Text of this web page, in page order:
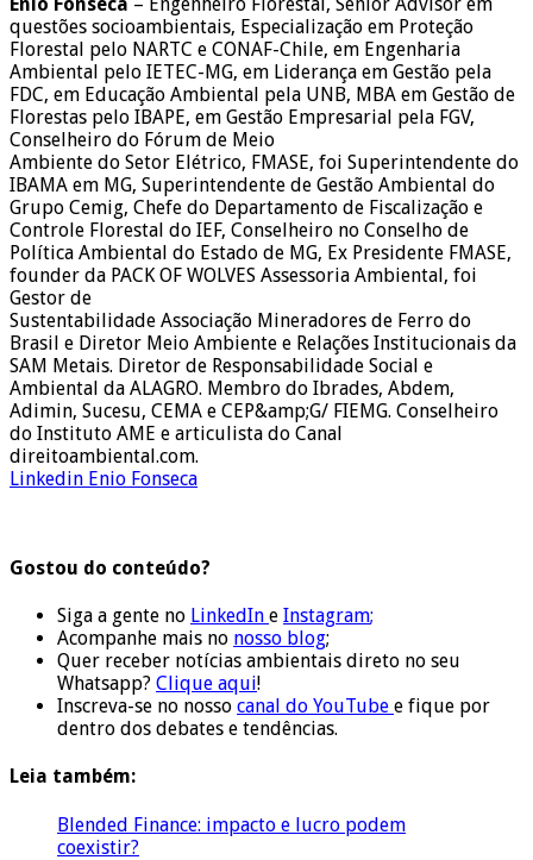
questões socioambientais, Especialização em Proteção
Florestal pelo NARTC e CONAF-Chile, em Engenharia
Ambiental pelo IETEC-MG, em Liderança em Gestão pela
FDC, em Educação Ambiental pela UNB, MBA em Gestão de
Florestas pelo IBAPE, em Gestão Empresarial pela FGV,
Conselheiro do Fórum de Meio
Ambiente do Setor Elétrico, FMASE, foi Superintendente do
IBAMA em MG, Superintendente de Gestão Ambiental do
Grupo Cemig, Chefe do Departamento de Fiscalização e
Controle Florestal do IEF, Conselheiro no Conselho de
Política Ambiental do Estado de MG, Ex Presidente FMASE,
founder da PACK OF WOLVES Assessoria Ambiental, foi
Gestor de
Sustentabilidade Associação Mineradores de Ferro do
Brasil e Diretor Meio Ambiente e Relações Institucionais da
SAM Metais. Diretor de Responsabilidade Social e
Ambiental da ALAGRO. Membro do Ibrades, Abdem,
Adimin, Sucesu, CEMA e CEP&amp;G/ FIEMG. Conselheiro
do Instituto AME e articulista do Canal
direitoambiental.com.
Linkedin Enio Fonseca
Gostou do conteúdo?
Siga a gente no LinkedIn e Instagram;
Acompanhe mais no nosso blog;
Quer receber notícias ambientais direto no seu
Whatsapp? Clique aqui!
Inscreva-se no nosso canal do YouTube e fique por
dentro dos debates e tendências.
Leia também:
Blended Finance: impacto e lucro podem
coexistir?